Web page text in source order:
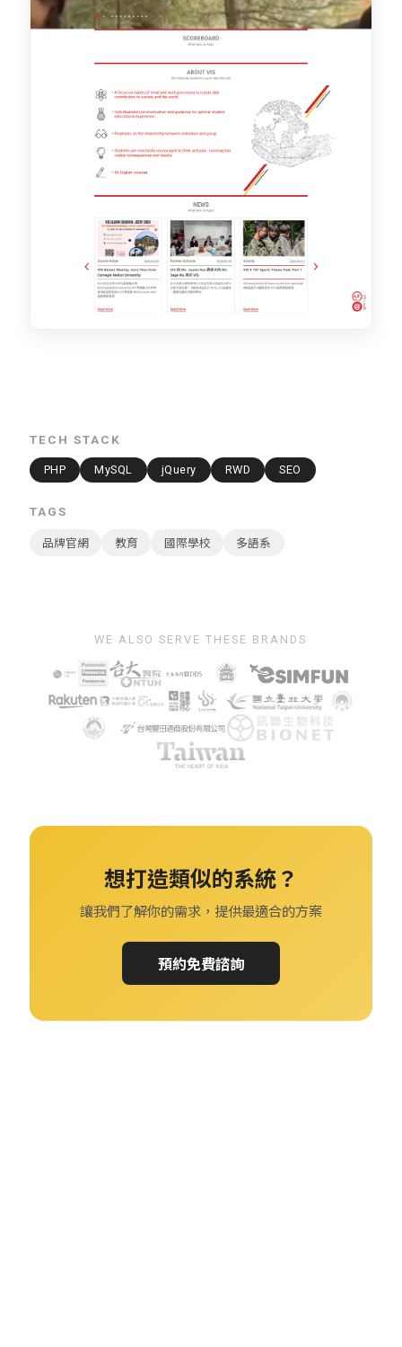
TECH STACK
PHP MySQL jQuery RWD SEO
TAGS
品牌官網 教育 國際學校 多語系
WE ALSO SERVE THESE BRANDS
想打造類似的系統？
讓我們了解你的需求，提供最適合的方案
預約免費諮詢